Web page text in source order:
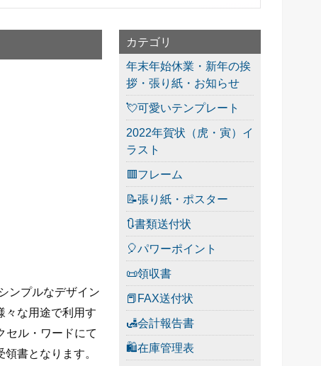
ンプルなデザイン
々な用途で利用す
セル・ワードにて
書となります。
カテゴリ
年末年始休業・新年の挨
拶・張り紙・お知らせ
💘可愛いテンプレート
2022年賀状（虎・寅）イ
ラスト
🟥フレーム
📝張り紙・ポスター
🔃書類送付状
🎈パワーポイント
📜領収書
📕FAX送付状
🛃会計報告書
🛍在庫管理表